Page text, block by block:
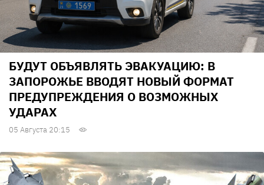
БУДУТ ОБЪЯВЛЯТЬ ЭВАКУАЦИЮ: В
ЗАПОРОЖЬЕ ВВОДЯТ НОВЫЙ ФОРМАТ
ПРЕДУПРЕЖДЕНИЯ О ВОЗМОЖНЫХ
УДАРАХ
05 Августа 20:15